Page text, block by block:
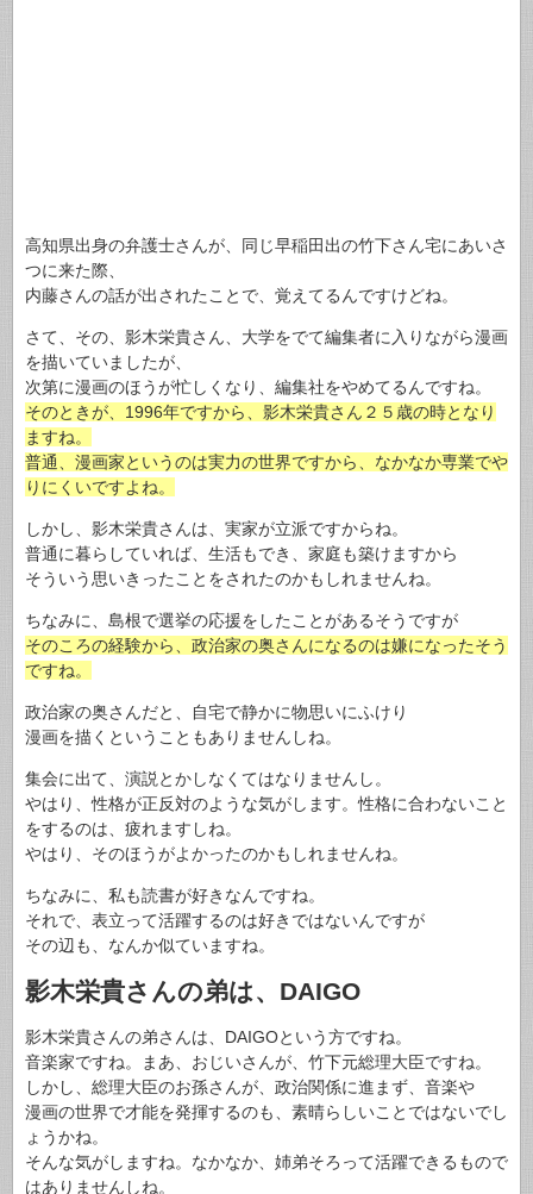
高知県出身の弁護士さんが、同じ早稲田出の竹下さん宅にあいさ
つに来た際、
内藤さんの話が出されたことで、覚えてるんですけどね。
さて、その、影木栄貴さん、大学をでて編集者に入りながら漫画
を描いていましたが、
次第に漫画のほうが忙しくなり、編集社をやめてるんですね。
そのときが、1996年ですから、影木栄貴さん２５歳の時となり
ますね。
普通、漫画家というのは実力の世界ですから、なかなか専業でや
りにくいですよね。
しかし、影木栄貴さんは、実家が立派ですからね。
普通に暮らしていれば、生活もでき、家庭も築けますから
そういう思いきったことをされたのかもしれませんね。
ちなみに、島根で選挙の応援をしたことがあるそうですが
そのころの経験から、政治家の奥さんになるのは嫌になったそう
ですね。
政治家の奥さんだと、自宅で静かに物思いにふけり
漫画を描くということもありませんしね。
集会に出て、演説とかしなくてはなりませんし。
やはり、性格が正反対のような気がします。性格に合わないこと
をするのは、疲れますしね。
やはり、そのほうがよかったのかもしれませんね。
ちなみに、私も読書が好きなんですね。
それで、表立って活躍するのは好きではないんですが
その辺も、なんか似ていますね。
影木栄貴さんの弟は、DAIGO
影木栄貴さんの弟さんは、DAIGOという方ですね。
音楽家ですね。まあ、おじいさんが、竹下元総理大臣ですね。
しかし、総理大臣のお孫さんが、政治関係に進まず、音楽や
漫画の世界で才能を発揮するのも、素晴らしいことではないでし
ょうかね。
そんな気がしますね。なかなか、姉弟そろって活躍できるもので
はありませんしね。